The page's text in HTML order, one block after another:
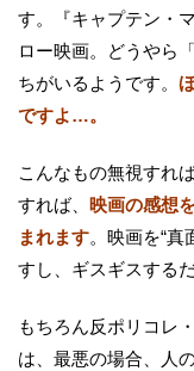
す。『キャプテン・
ロー映画。どうやら
ちがいるようです。
ですよ…。
こんなもの無視すれ
すれば、 映画の感想
まれます。映画を“真
すし、ギスギスするだ
もちろん反ポリコレ
は、最悪の場合、人